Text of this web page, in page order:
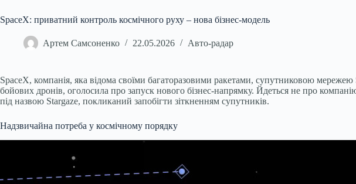
SpaceX: приватний контроль космічного руху – нова бізнес-модель
Артем Самсоненко 22.05.2026 Авто-радар
SpaceX, компанія, яка відома своїми багаторазовими ракетами, супутниковою
бойових дронів, оголосила про запуск нового бізнес-напрямку. Йдеться не про
під назвою Stargaze, покликаний запобігти зіткненням супутників.
Надзвичайна потреба у космічному порядку